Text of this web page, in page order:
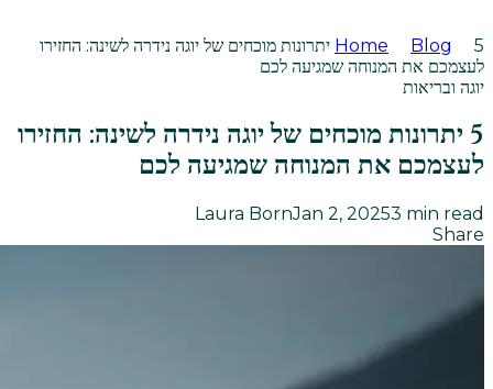
Home Blog
5 יתרונות מוכחים של יוגה נידרה לשינה: החזירו
לעצמכם את המנוחה שמגיעה לכם
יוגה ובריאות
5 יתרונות מוכחים של יוגה נידרה לשינה: החזירו
לעצמכם את המנוחה שמגיעה לכם
Laura BornJan 2, 20253 min read
Share